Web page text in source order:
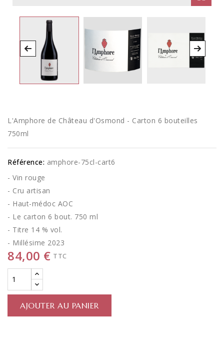
L'Amphore de Château d'Osmond - Carton 6 bouteilles
750ml
Référence: amphore-75cl-cart6
- Vin rouge
- Cru artisan
- Haut-médoc AOC
- Le carton 6 bout. 750 ml
- Titre 14 % vol.
- Millésime 2023
84,00 € TTC
AJOUTER AU PANIER